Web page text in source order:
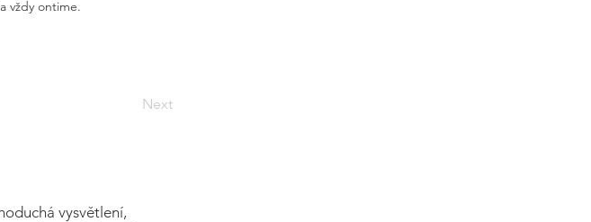
vždy ontime.
Next
vysvětlení,